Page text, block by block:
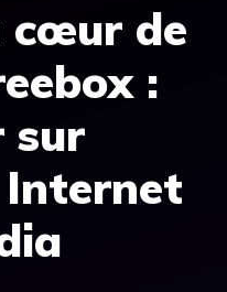
cœur de
:
sur